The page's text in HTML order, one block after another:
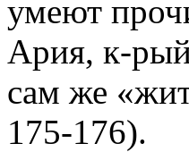
умеют
Ария, к-
сам же
175-176).